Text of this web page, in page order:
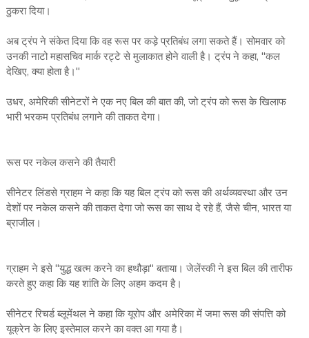
ठुकरा दिया।
अब ट्रंप ने संकेत दिया कि वह रूस पर कड़े प्रतिबंध लगा सकते हैं। सोमवार को
उनकी नाटो महासचिव मार्क रट्टे से मुलाकात होने वाली है। ट्रंप ने कहा, "कल
देखिए, क्या होता है।"
उधर, अमेरिकी सीनेटरों ने एक नए बिल की बात की, जो ट्रंप को रूस के खिलाफ
भारी भरकम प्रतिबंध लगाने की ताकत देगा।
रूस पर नकेल कसने की तैयारी
सीनेटर लिंडसे ग्राहम ने कहा कि यह बिल ट्रंप को रूस की अर्थव्यवस्था और उन
देशों पर नकेल कसने की ताकत देगा जो रूस का साथ दे रहे हैं, जैसे चीन, भारत या
ब्राजील।
ग्राहम ने इसे "युद्ध खत्म करने का हथौड़ा" बताया। जेलेंस्की ने इस बिल की तारीफ
करते हुए कहा कि यह शांति के लिए अहम कदम है।
सीनेटर रिचर्ड ब्लूमेंथल ने कहा कि यूरोप और अमेरिका में जमा रूस की संपत्ति को
यूक्रेन के लिए इस्तेमाल करने का वक्त आ गया है।